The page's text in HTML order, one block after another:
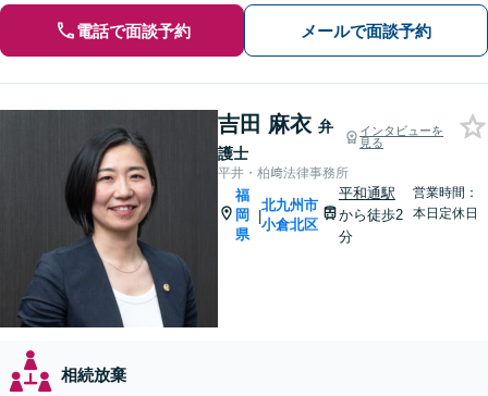
電話で面談予約 メールで面談予約
吉田 麻衣 弁
護士
インタビューを
見る
平井・柏﨑法律事務所
福
岡
県
|
北九州市
小倉北区
平和通駅
から徒歩2
分
営業時間：
本日定休日
相続放棄